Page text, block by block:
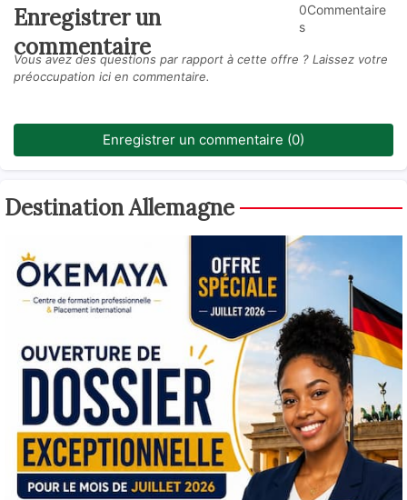
Enregistrer un
commentaire
0Commentaire
s
Vous avez des questions par rapport à cette offre ? Laissez votre
préoccupation ici en commentaire.
Enregistrer un commentaire (0)
Destination Allemagne